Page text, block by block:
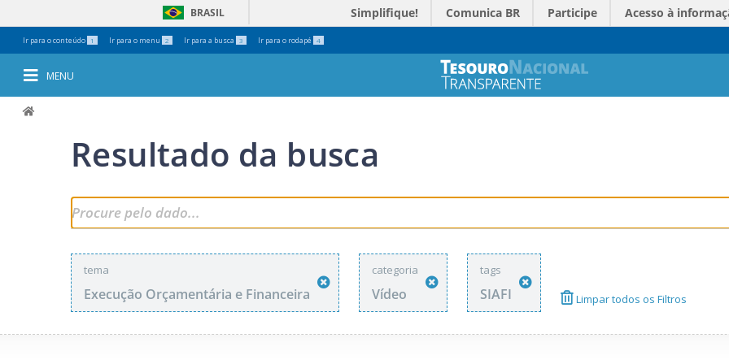
Ir para o conteúdo 1 Ir para o menu 2 Ir para a busca 3 Ir para o rodapé 4
BRASIL Simplifique! Comunica BR Participe Acesso à
MENU
Resultado da busca
tema
Execução Orçamentária e Financeira
categoria
Vídeo
tags
SIAFI Limpar todos os Filtros